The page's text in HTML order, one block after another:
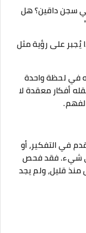
سجن داقين؟ هل
يُجبر على رؤية مثل
في لحظة واحدة
أفكار معقدة لا
في التفكير، أو
شيء. فقد فحص
قليل، ولم يجد